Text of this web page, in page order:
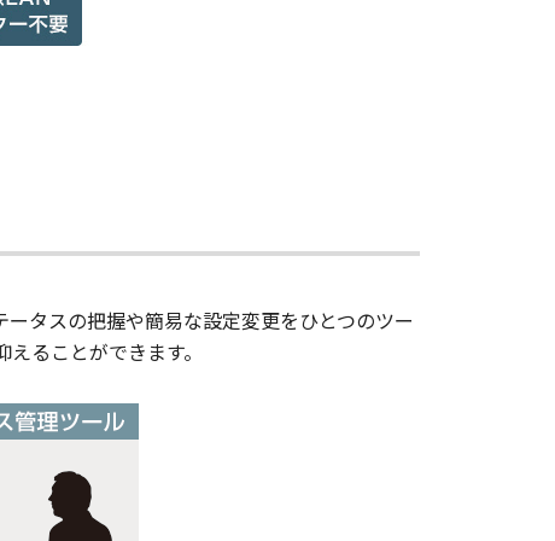
タスの把握や簡易な設定変更をひとつのツー
ることができます。